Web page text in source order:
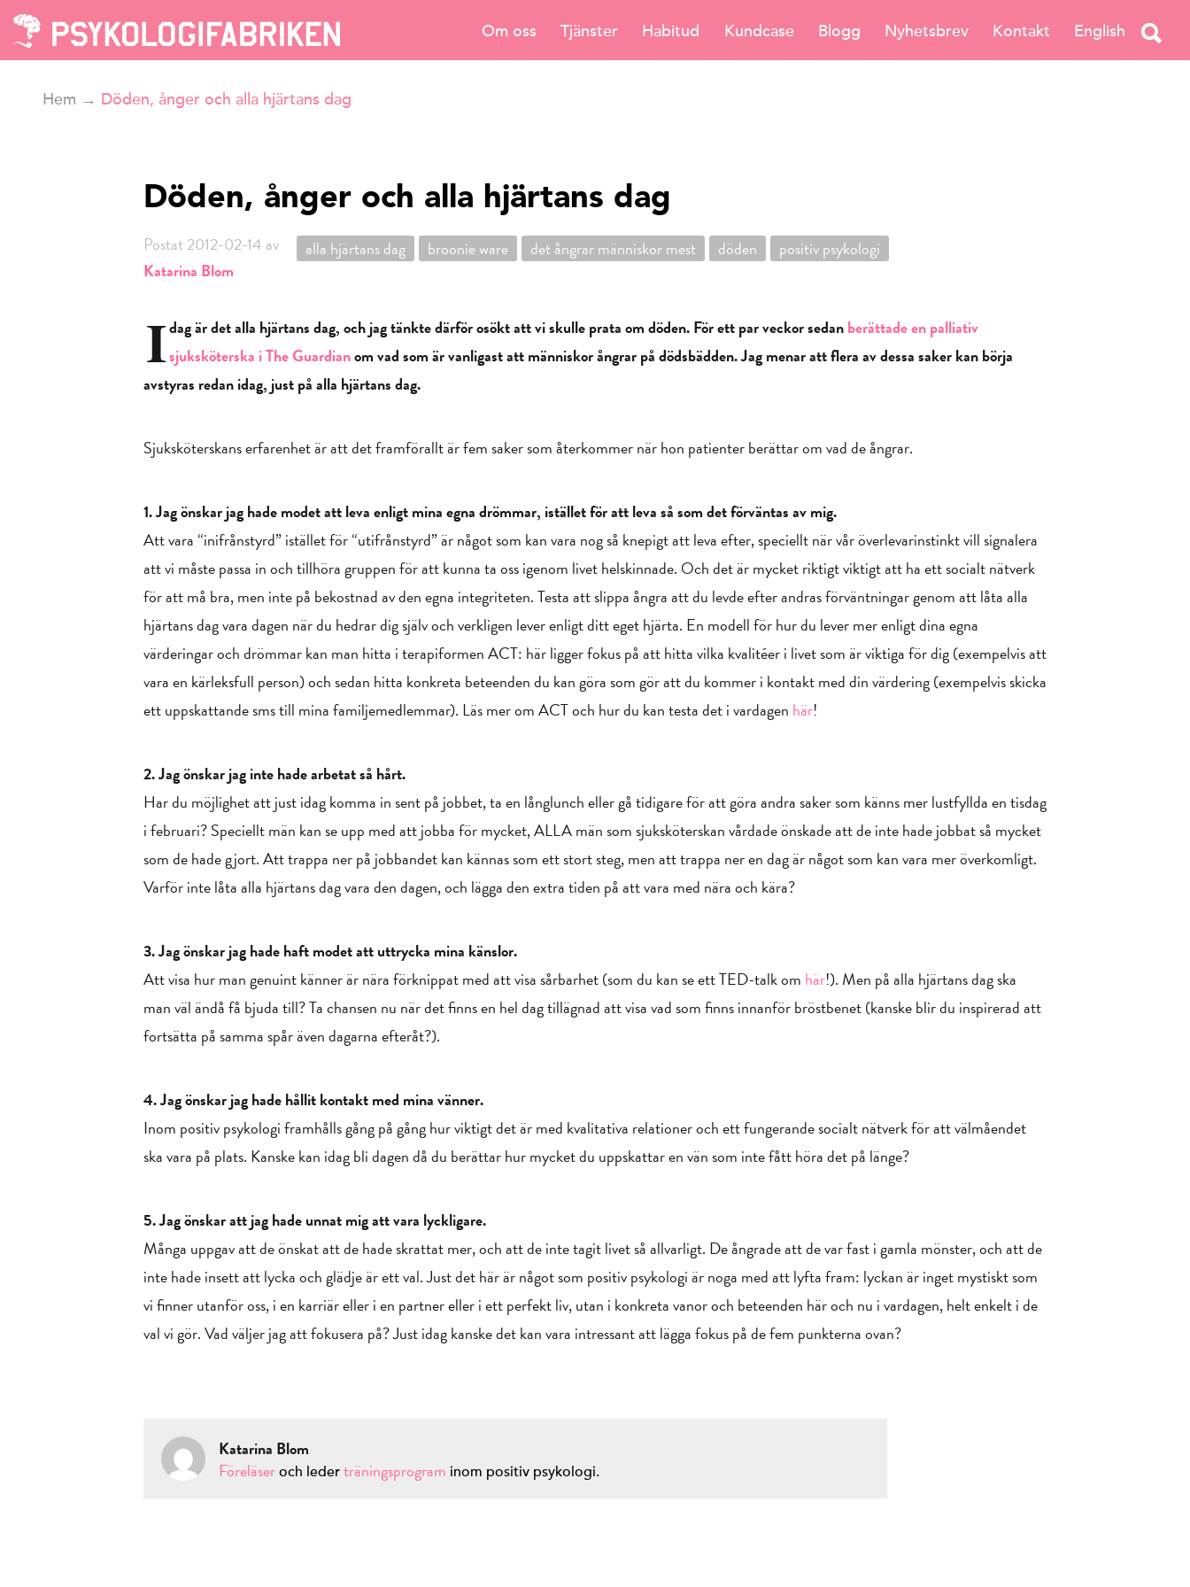
Om oss Tjänster Habitud Kundcase Blogg Nyhetsbrev Kontakt English
Hem → Döden, ånger och alla hjärtans dag
Döden, ånger och alla hjärtans dag
Postat 2012-02-14 av
Katarina Blom
alla hjärtans dag broonie ware det ångrar människor mest döden positiv psykologi
Idag är det alla hjärtans dag, och jag tänkte därför osökt att vi skulle prata om döden. För ett par veckor sedanberättade en palliativ
sjuksköterska i The Guardianom vad som är vanligast att människor ångrar på dödsbädden. Jag menar att flera av dessa saker kan börja
avstyras redan idag, just på alla hjärtans dag.
Sjuksköterskans erfarenhet är att det framförallt är fem saker som återkommer när hon patienter berättar om vad de ångrar.
1. Jag önskar jag hade modet att leva enligt mina egna drömmar, istället för att leva så som det förväntas av mig.
Att vara “inifrånstyrd” istället för “utifrånstyrd” är något som kan vara nog så knepigt att leva efter, speciellt när vår överlevarinstinkt vill signalera
att vi måste passa in och tillhöra gruppen för att kunna ta oss igenom livet helskinnade. Och det är mycket riktigt viktigt att ha ett socialt nätverk
för att må bra, men inte på bekostnad av den egna integriteten. Testa att slippa ångra att du levde efter andras förväntningar genom att låta alla
hjärtans dag vara dagen när du hedrar dig själv och verkligen lever enligt ditt eget hjärta. En modell för hur du lever mer enligt dina egna
värderingar och drömmar kan man hitta i terapiformen ACT: här ligger fokus på att hitta vilka kvalitéer i livet som är viktiga för dig (exempelvis att
vara en kärleksfull person) och sedan hitta konkreta beteenden du kan göra som gör att du kommer i kontakt med din värdering (exempelvis skicka
ett uppskattande sms till mina familjemedlemmar). Läs mer om ACT och hur du kan testa det i vardagen här!
2. Jag önskar jag inte hade arbetat så hårt.
Har du möjlighet att just idag komma in sent på jobbet, ta en långlunch eller gå tidigare för att göra andra saker som känns mer lustfyllda en tisdag
i februari? Speciellt män kan se upp med att jobba för mycket, ALLA män som sjuksköterskan vårdade önskade att de inte hade jobbat så mycket
som de hade gjort. Att trappa ner på jobbandet kan kännas som ett stort steg, men att trappa ner en dag är något som kan vara mer överkomligt.
Varför inte låta alla hjärtans dag vara den dagen, och lägga den extra tiden på att vara med nära och kära?
3. Jag önskar jag hade haft modet att uttrycka mina känslor.
Att visa hur man genuint känner är nära förknippat med att visa sårbarhet (som du kan se ett TED-talk om här!). Men på alla hjärtans dag ska
man väl ändå få bjuda till? Ta chansen nu när det finns en hel dag tillägnad att visa vad som finns innanför bröstbenet (kanske blir du inspirerad att
fortsätta på samma spår även dagarna efteråt?).
4. Jag önskar jag hade hållit kontakt med mina vänner.
Inom positiv psykologi framhålls gång på gång hur viktigt det är med kvalitativa relationer och ett fungerande socialt nätverk för att välmåendet
ska vara på plats. Kanske kan idag bli dagen då du berättar hur mycket du uppskattar en vän som inte fått höra det på länge?
5. Jag önskar att jag hade unnat mig att vara lyckligare.
Många uppgav att de önskat att de hade skrattat mer, och att de inte tagit livet så allvarligt. De ångrade att de var fast i gamla mönster, och att de
inte hade insett att lycka och glädje är ett val. Just det här är något som positiv psykologi är noga med att lyfta fram: lyckan är inget mystiskt som
vi finner utanför oss, i en karriär eller i en partner eller i ett perfekt liv, utan i konkreta vanor och beteenden här och nu i vardagen, helt enkelt i de
val vi gör. Vad väljer jag att fokusera på? Just idag kanske det kan vara intressant att lägga fokus på de fem punkterna ovan?
Katarina Blom
Föreläser och leder träningsprogram inom positiv psykologi.